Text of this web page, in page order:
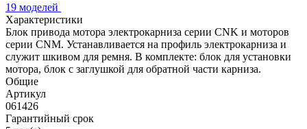
19 моделей
Характеристики
Блок привода мотора электрокарниза серии CNK и моторов
серии CNM. Устанавливается на профиль электрокарниза и
служит шкивом для ремня. В комплекте: блок для установки
мотора, блок с заглушкой для обратной части карниза.
Общие
Артикул
061426
Гарантийный срок